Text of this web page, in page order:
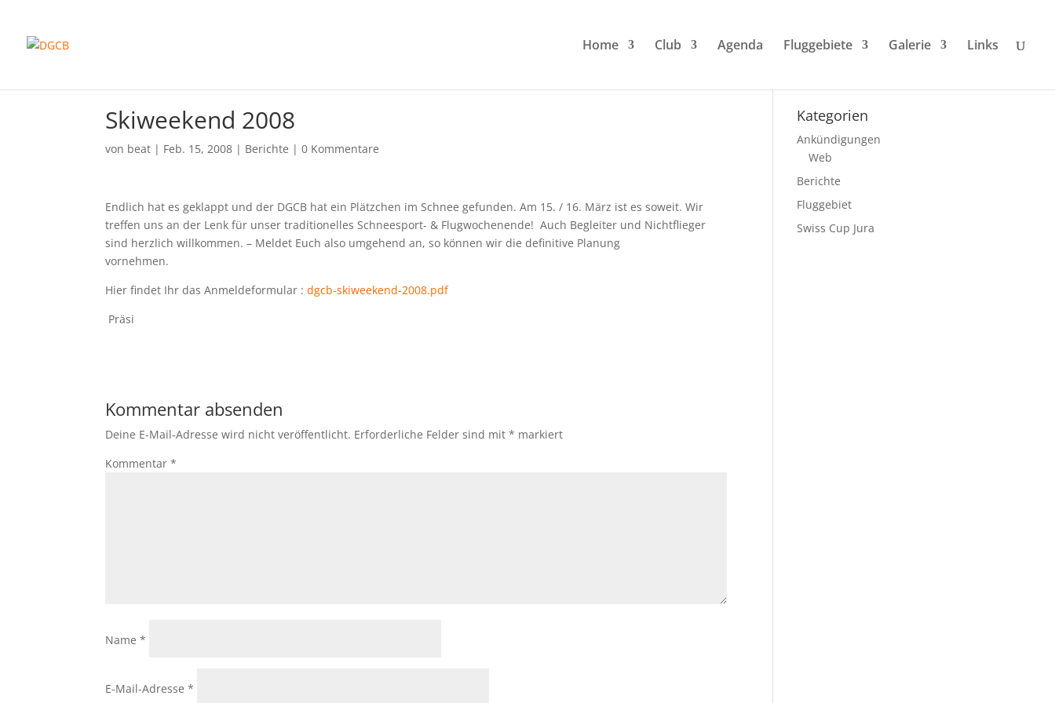
Home Club Agenda Fluggebiete Galerie Links
Skiweekend 2008
von beat | Feb. 15, 2008 | Berichte |0 Kommentare
Endlich hat es geklappt und der DGCB hat ein Plätzchen im Schnee gefunden. Am 15. / 16. März ist es soweit. Wir
treffen uns an der Lenk für unser traditionelles Schneesport- & Flugwochenende! Auch Begleiter und Nichtflieger
sind herzlich willkommen. – Meldet Euch also umgehend an, so können wir die definitive Planung
vornehmen.
Hier findet Ihr das Anmeldeformular :dgcb-skiweekend-2008.pdf
Präsi
Kommentar absenden
Deine E-Mail-Adresse wird nicht veröffentlicht. Erforderliche Felder sind mit* markiert
Kommentar*
Name*
E-Mail-Adresse*
Kategorien
Ankündigungen
Web
Berichte
Fluggebiet
Swiss Cup Jura